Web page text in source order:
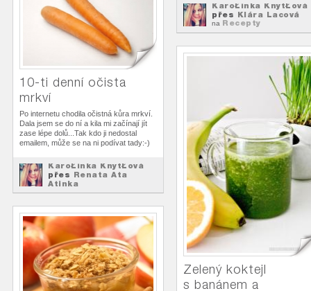
KaroŁínka KnytŁová
přes Klára Lacová
na Recepty
10-ti denní očista
mrkví
Po internetu chodila očistná kůra mrkví.
Dala jsem se do ní a kila mi začínají jít
zase lépe dolů...Tak kdo ji nedostal
emailem, může se na ni podívat tady:-)
KaroŁínka KnytŁová
přes Renata Ata
Atinka
naRecepty
Zelený koktejl
s banánem a